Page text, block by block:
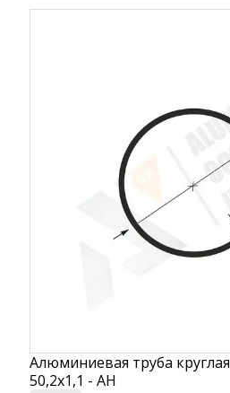
Алюминиевая труба круглая
50,2х1,1 - АН